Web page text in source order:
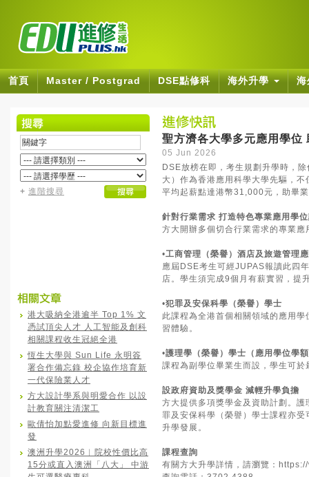
首頁 Master / Postgrad DSE點修科 海外升學
+ 進階搜尋
港大吸納全港逾半 Top 1% 文
憑試頂尖人才 人工智能及創科
相關課程收生冠絕全港
恆生大學與 Sun Life 永明簽
署合作備忘錄 校企協作培育新
一代保險業人才
方大設計學系與明愛合作 以設
計教育關注清潔工
歐倩怡加點愛進修 向新目標進
發
澳洲升學2026︱院校性價比高
15分或直入澳洲「八大」 中游
聖方濟各大學多元應用學位
05 Jun 2026
DSE放榜在即，考生規劃升學時，
大）作為香港應用科學大學先驅，
平均起薪點達港幣31,000元，助畢
針對行業需求 打造特色專業應用學
方大開辦多個切合行業需求的專業
•工商管理（榮譽）酒店及旅遊管理
應屆DSE考生可經JUPAS報讀此四
店。學生須完成9個月有薪實習，提
•犯罪及安保科學（榮譽）學士
此課程為全港首個相關領域的應用
習體驗。
•護理學（榮譽）學士（應用學位學
課程為副學位畢業生而設，學生可
設政府資助及獎學金 減輕升學負擔
方大提供多項獎學金及資助計劃。
罪及安保科學（榮譽）學士課程亦
升學發展。
課程查詢
有關方大升學詳情，請瀏覽：